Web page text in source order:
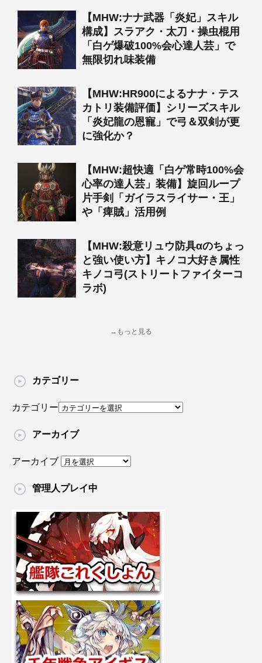
【MHW:ナナ武器「炎妃」スキル
構成】スラアク・太刀・操虫棍用
「白ゲ爆破100%会心達人芸」で
無限切れ味装備
【MHW:HR900によるナナ・テス
カトリ装備評価】シリーズスキル
「炎妃龍の恩寵」で弓＆双剣が更
に強化か？
【MHW:超快適「白ゲ常時100%会
心率の達人芸」装備】旋回ループ
片手剣「ガイラスライサー・王」
や「痺賊」活用例
【MHW:殺意リュウ防具αのちょっ
と強い使い方】キノコ大好き属性
キノコ弓(ストリートファイターコ
ラボ)
→もっと見る
カテゴリー
カテゴリー
アーカイブ
アーカイブ
管理人プレイ中